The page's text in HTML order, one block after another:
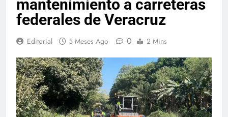
mantenimiento a carreteras
federales de Veracruz
Editorial 5 Meses Ago 0 2 Mins